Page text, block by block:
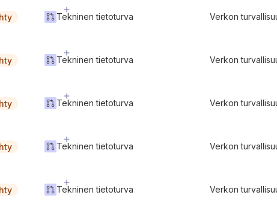
Tekninen tietoturva Verkon
Tekninen tietoturva Verkon
Tekninen tietoturva Verkon
Tekninen tietoturva Verkon
Tekninen tietoturva Verkon